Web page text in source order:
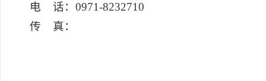
电 话：0971-8232710
传 真：